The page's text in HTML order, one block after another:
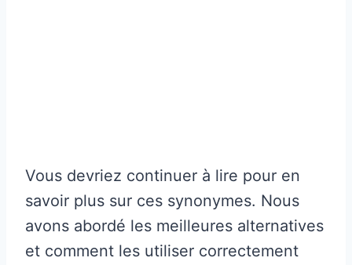
Vous devriez continuer à lire pour en
savoir plus sur ces synonymes. Nous
avons abordé les meilleures alternatives
et comment les utiliser correctement